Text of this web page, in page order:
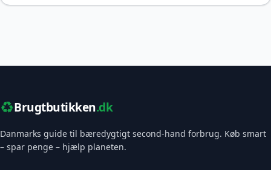
♻️Brugtbutikken.dk
Danmarks guide til bæredygtigt second-hand forbrug. Køb smart
– spar penge – hjælp planeten.